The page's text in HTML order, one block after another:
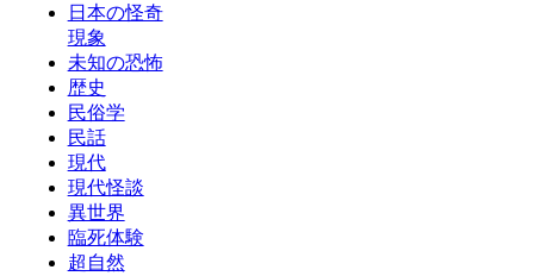
日本の怪奇
現象
未知の恐怖
歴史
民俗学
民話
現代
現代怪談
異世界
臨死体験
超自然